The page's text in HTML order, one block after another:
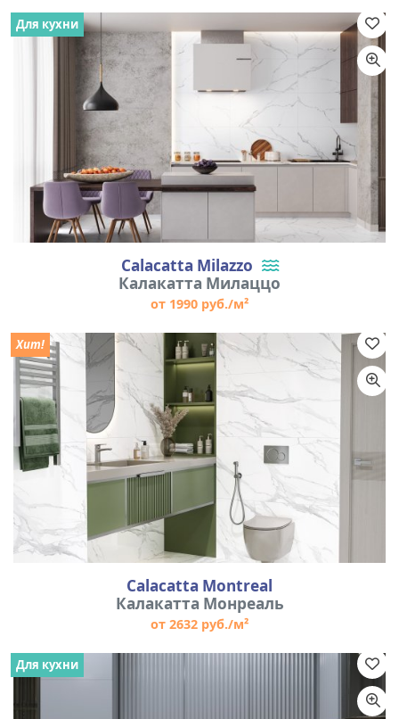
Calacatta Milazzo
Калакатта Милаццо
от 1990 руб./м²
Для кухни
Calacatta Montreal
Калакатта Монреаль
от 2632 руб./м²
Хит!
Для кухни